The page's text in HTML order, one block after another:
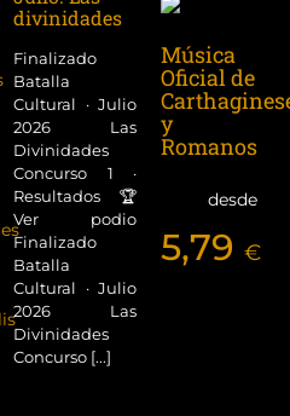
divinidades
Finalizado
Batalla
Cultural · Julio
2026 Las
Divinidades
Concurso 1 ·
Resultados 🏆
Ver podio
Finalizado
Batalla
Cultural · Julio
2026 Las
Divinidades
Concurso [...]
Música
Oficial de
y
Romanos
desde
5,79€